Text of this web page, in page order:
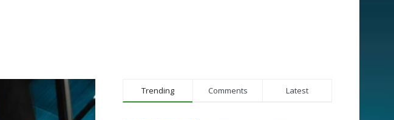
Trending Comments Latest